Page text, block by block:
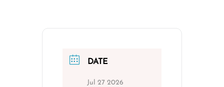
DATE
Jul 27 2026